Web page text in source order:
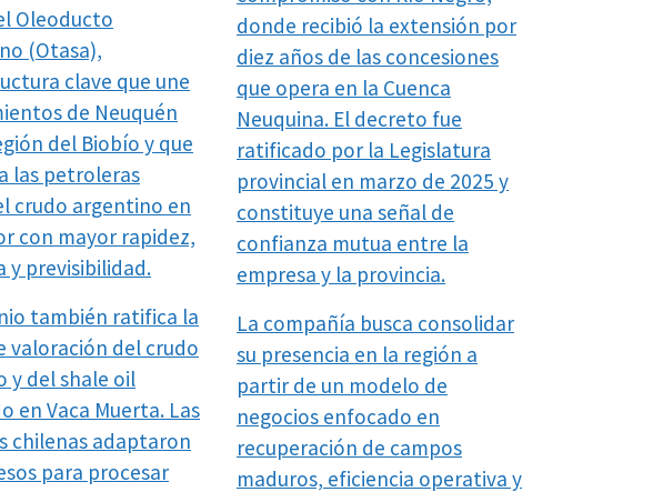
Oleoducto
(Otasa),
clave que une
de Neuquén
del Biobío y que
las petroleras
crudo argentino en
con mayor rapidez,
y previsibilidad.
también ratifica la
valoración del crudo
y del shale oil
en Vaca Muerta. Las
chilenas adaptaron
para procesar
donde recibió la extensión por
diez años de las concesiones
que opera en la Cuenca
Neuquina. El decreto fue
ratificado por la Legislatura
provincial en marzo de 2025 y
constituye una señal de
confianza mutua entre la
empresa y la provincia.
La compañía busca consolidar
su presencia en la región a
partir de un modelo de
negocios enfocado en
recuperación de campos
maduros, eficiencia operativa y